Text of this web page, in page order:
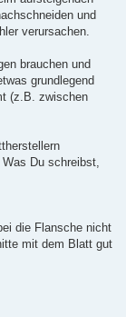
und
verursachen.
brauchen und
grundlegend
(z.B. zwischen
Du schreibst,
die Flansche nicht
mit dem Blatt gut